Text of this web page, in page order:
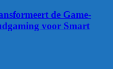
de Game-
voor Smart